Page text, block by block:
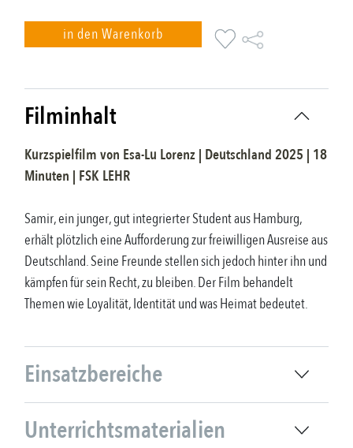
in den Warenkorb
Filminhalt
Kurzspielfilm von Esa-Lu Lorenz | Deutschland 2025 | 18
Minuten | FSK LEHR
Samir, ein junger, gut integrierter Student aus Hamburg,
erhält plötzlich eine Aufforderung zur freiwilligen Ausreise aus
Deutschland. Seine Freunde stellen sich jedoch hinter ihn und
kämpfen für sein Recht, zu bleiben. Der Film behandelt
Themen wie Loyalität, Identität und was Heimat bedeutet.
Einsatzbereiche
Unterrichtsmaterialien